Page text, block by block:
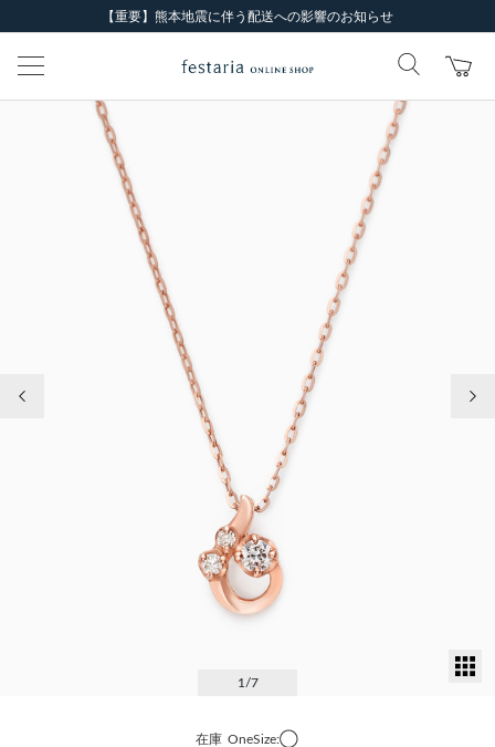
【重要】熊本地震に伴う配送への影響のお知らせ
1 /7
在庫 OneSize:◯